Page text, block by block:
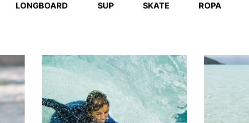
LONGBOARD SUP SKATE ROPA